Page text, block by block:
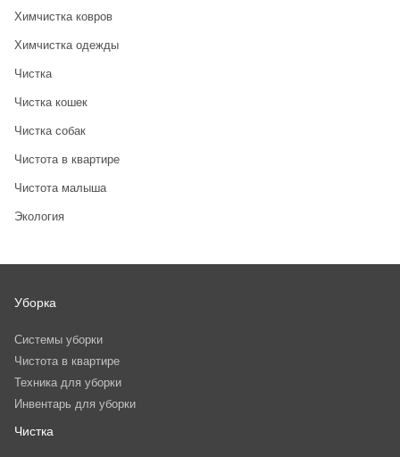
Химчистка ковров
Химчистка одежды
Чистка
Чистка кошек
Чистка собак
Чистота в квартире
Чистота малыша
Экология
Уборка
Системы уборки
Чистота в квартире
Техника для уборки
Инвентарь для уборки
Чистка